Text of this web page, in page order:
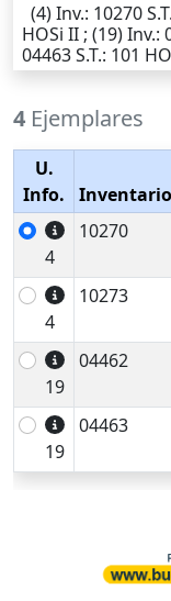
(4)Inv.: 10270S.T.
HOSi II ; (19)Inv.:
04463S.T.: 101
4 Ejemplares
U.
Info.
Inventario
4
10270
4
10273
19
04462
19
04463